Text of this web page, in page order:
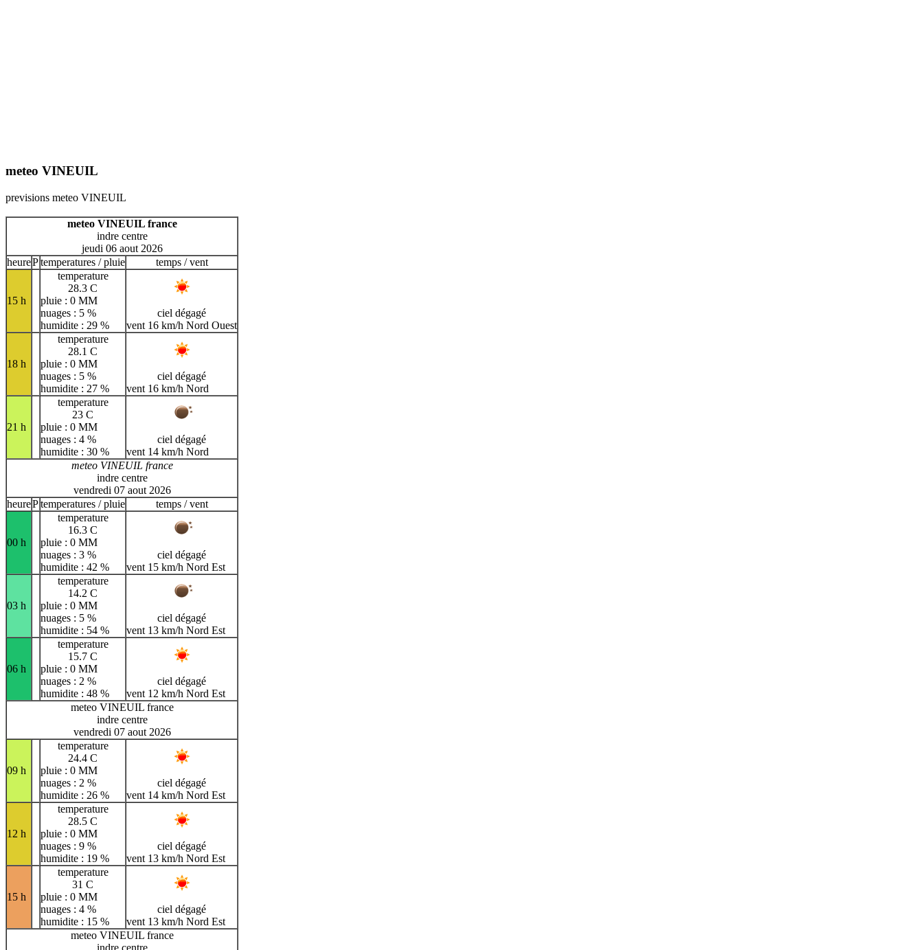
meteo VINEUIL
previsions meteo VINEUIL
meteo VINEUIL france
indre centre
jeudi 06 aout 2026
heurePtemperatures / pluie temps / vent
15 h
temperature
28.3 C
pluie : 0 MM
nuages : 5 %
humidite : 29 %
ciel dégagé
vent 16 km/h Nord Ouest
18 h
temperature
28.1 C
pluie : 0 MM
nuages : 5 %
humidite : 27 %
ciel dégagé
vent 16 km/h Nord
21 h
temperature
23 C
pluie : 0 MM
nuages : 4 %
humidite : 30 %
ciel dégagé
vent 14 km/h Nord
meteo VINEUIL france
indre centre
vendredi 07 aout 2026
heurePtemperatures / pluie temps / vent
00 h
temperature
16.3 C
pluie : 0 MM
nuages : 3 %
humidite : 42 %
ciel dégagé
vent 15 km/h Nord Est
03 h
temperature
14.2 C
pluie : 0 MM
nuages : 5 %
humidite : 54 %
ciel dégagé
vent 13 km/h Nord Est
06 h
temperature
15.7 C
pluie : 0 MM
nuages : 2 %
humidite : 48 %
ciel dégagé
vent 12 km/h Nord Est
meteo VINEUIL france
indre centre
vendredi 07 aout 2026
09 h
temperature
24.4 C
pluie : 0 MM
nuages : 2 %
humidite : 26 %
ciel dégagé
vent 14 km/h Nord Est
12 h
temperature
28.5 C
pluie : 0 MM
nuages : 9 %
humidite : 19 %
ciel dégagé
vent 13 km/h Nord Est
15 h
temperature
31 C
pluie : 0 MM
nuages : 4 %
humidite : 15 %
ciel dégagé
vent 13 km/h Nord Est
meteo VINEUIL france
indre centre